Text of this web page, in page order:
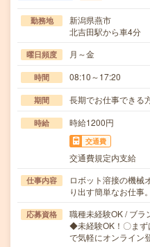
勤務地
新潟県燕市
北吉田駅から車4分
曜日頻度 月～金
時間 08:10～17:20
期間 長期でお仕事できる
時給 時給1200円
交通費
交通費規定内支給
仕事内容
ロボット溶接の機械
り出す簡単なお仕事
応募資格
職種未経験OK / ブラ
◆未経験OK！〇まず
で気軽にオンライ